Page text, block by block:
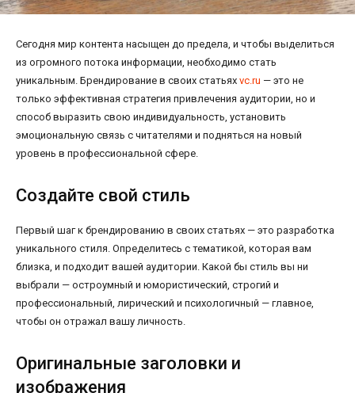
Сегодня мир контента насыщен до предела, и чтобы выделиться
из огромного потока информации, необходимо стать
уникальным. Брендирование в своих статьях vc.ru — это не
только эффективная стратегия привлечения аудитории, но и
способ выразить свою индивидуальность, установить
эмоциональную связь с читателями и подняться на новый
уровень в профессиональной сфере.
Создайте свой стиль
Первый шаг к брендированию в своих статьях — это разработка
уникального стиля. Определитесь с тематикой, которая вам
близка, и подходит вашей аудитории. Какой бы стиль вы ни
выбрали — остроумный и юмористический, строгий и
профессиональный, лирический и психологичный — главное,
чтобы он отражал вашу личность.
Оригинальные заголовки и
изображения